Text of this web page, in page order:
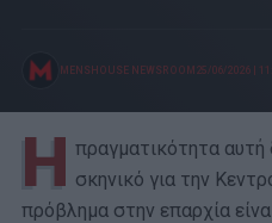
MENSHOUSE NEWSROOM 25/06/2026
Η πραγματικότητα αυτή
σκηνικό για την
πρόβλημα στην επαρχία